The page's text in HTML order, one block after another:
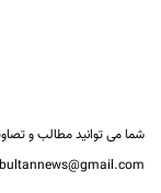
شما می توانید مطالب و
bultannews@gmail.com